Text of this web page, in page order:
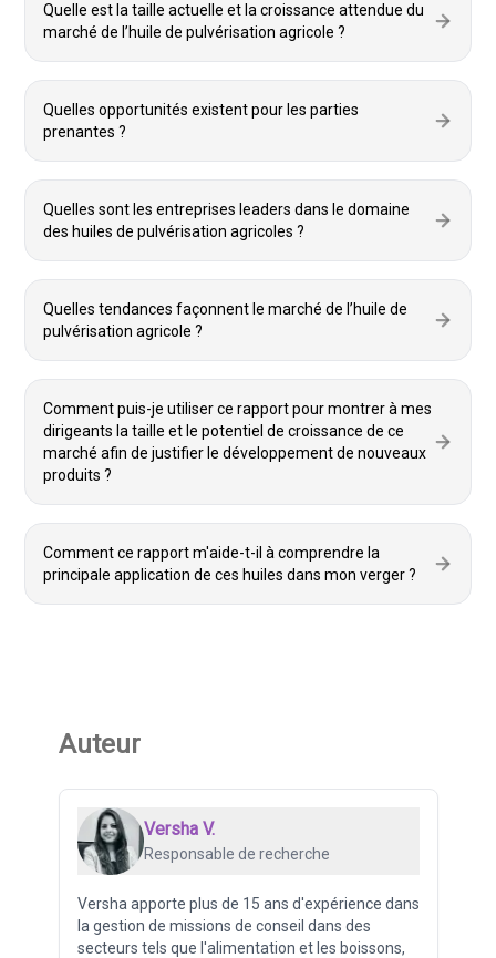
Quelle est la taille actuelle et la croissance attendue du
marché de l’huile de pulvérisation agricole ?
Quelles opportunités existent pour les parties
prenantes ?
Quelles sont les entreprises leaders dans le domaine
des huiles de pulvérisation agricoles ?
Quelles tendances façonnent le marché de l’huile de
pulvérisation agricole ?
Comment puis-je utiliser ce rapport pour montrer à mes
dirigeants la taille et le potentiel de croissance de ce
marché afin de justifier le développement de nouveaux
produits ?
Comment ce rapport m'aide-t-il à comprendre la
principale application de ces huiles dans mon verger ?
Auteur
Versha V.
Responsable de recherche
Versha apporte plus de 15 ans d'expérience dans
la gestion de missions de conseil dans des
secteurs tels que l'alimentation et les boissons,